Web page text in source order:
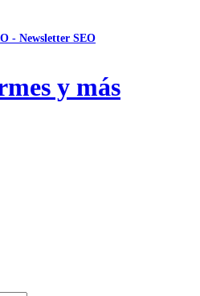
- Newsletter SEO
y más